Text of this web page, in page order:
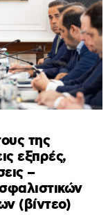
της
εξπρές,
–
(βίντεο)